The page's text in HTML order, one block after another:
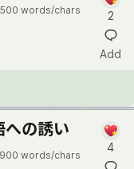
500 words/chars 2
Add
の誘い
900 words/chars
4